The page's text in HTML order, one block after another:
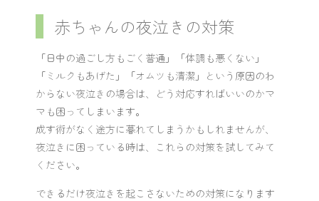
赤ちゃんの夜泣きの対策
「日中の過ごし方もごく普通」「体調も悪くない」
「ミルクもあげた」「オムツも清潔」という原因のわ
からない夜泣きの場合は、どう対応すればいいのかマ
マも困ってしまいます。
成す術がなく途方に暮れてしまうかもしれませんが、
夜泣きに困っている時は、これらの対策を試してみて
ください。
できるだけ夜泣きを起こさないための対策になります